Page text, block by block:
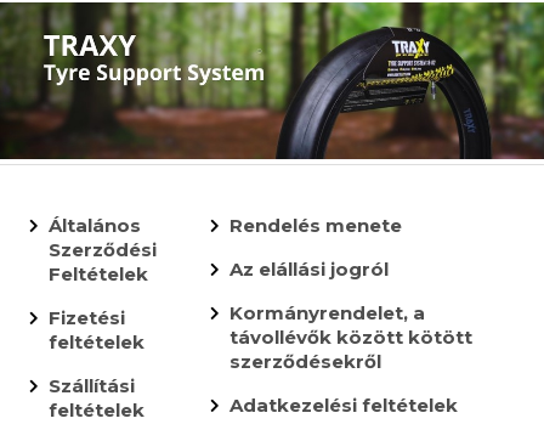
Általános
Szerződési
Feltételek
Fizetési
feltételek
Szállítási
feltételek
Rendelés menete
Az elállási jogról
Kormányrendelet, a
távollévők között kötött
szerződésekről
Adatkezelési feltételek